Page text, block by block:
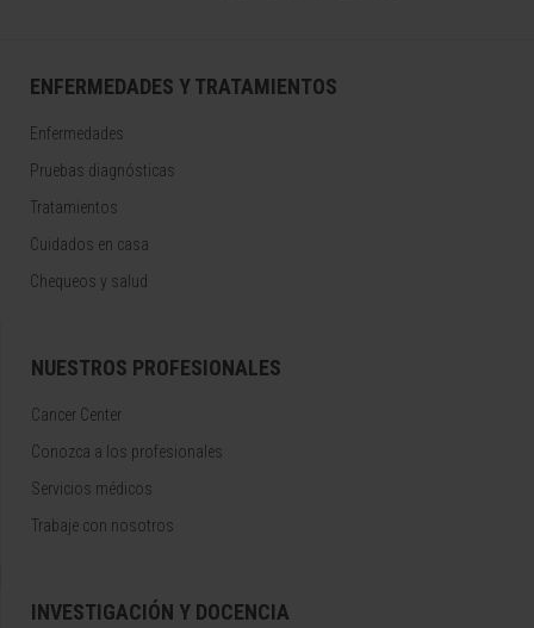
ENFERMEDADES Y TRATAMIENTOS
Enfermedades
Pruebas diagnósticas
Tratamientos
Cuidados en casa
Chequeos y salud
NUESTROS PROFESIONALES
Cancer Center
Conozca a los profesionales
Servicios médicos
Trabaje con nosotros
INVESTIGACIÓN Y DOCENCIA